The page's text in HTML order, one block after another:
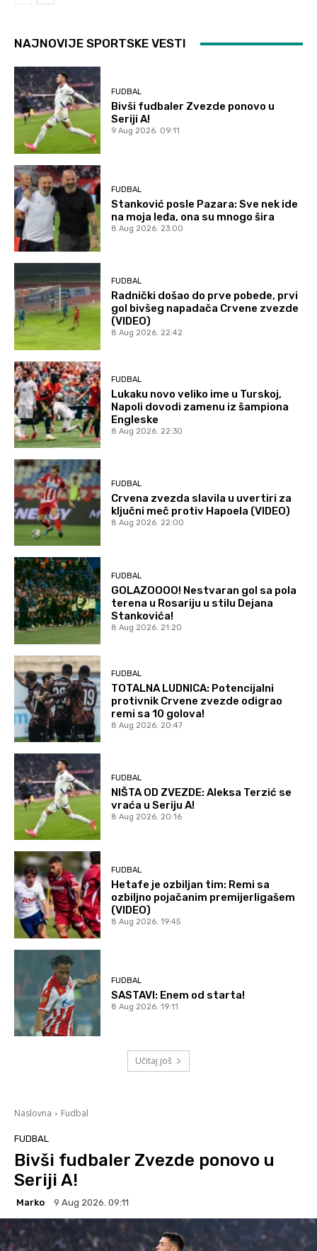
NAJNOVIJE SPORTSKE VESTI
FUDBAL
Bivši fudbaler Zvezde ponovo u
Seriji A!
9 Aug 2026. 09:11
FUDBAL
Stanković posle Pazara: Sve nek ide
na moja leđa, ona su mnogo šira
8 Aug 2026. 23:00
FUDBAL
Radnički došao do prve pobede, prvi
gol bivšeg napadača Crvene zvezde
(VIDEO)
8 Aug 2026. 22:42
FUDBAL
Lukaku novo veliko ime u Turskoj,
Napoli dovodi zamenu iz šampiona
Engleske
8 Aug 2026. 22:30
FUDBAL
Crvena zvezda slavila u uvertiri za
ključni meč protiv Hapoela (VIDEO)
8 Aug 2026. 22:00
FUDBAL
GOLAZOOOO! Nestvaran gol sa pola
terena u Rosariju u stilu Dejana
Stankovića!
8 Aug 2026. 21:20
FUDBAL
TOTALNA LUDNICA: Potencijalni
protivnik Crvene zvezde odigrao
remi sa 10 golova!
8 Aug 2026. 20:47
FUDBAL
NIŠTA OD ZVEZDE: Aleksa Terzić se
vraća u Seriju A!
8 Aug 2026. 20:16
FUDBAL
Hetafe je ozbiljan tim: Remi sa
ozbiljno pojačanim premijerligašem
(VIDEO)
8 Aug 2026. 19:45
FUDBAL
SASTAVI: Enem od starta!
8 Aug 2026. 19:11
Učitaj još